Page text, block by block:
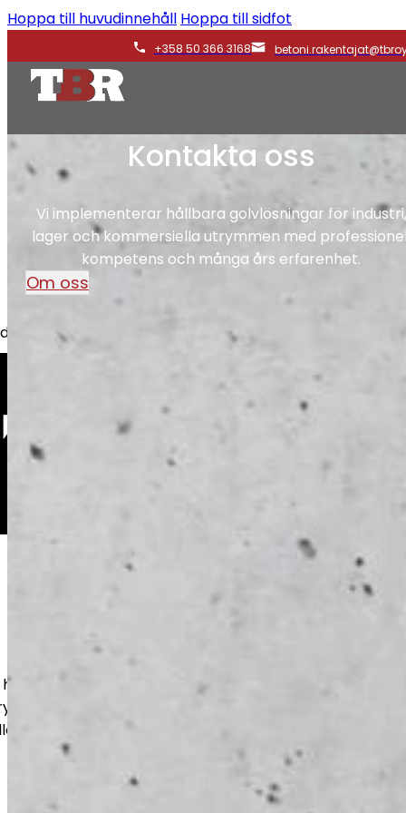
Hoppa till huvudinnehåll Hoppa till sidfot
+358 50 366 3168
bostadsbolag och företag.
betonggolv för exempelvis
Noggrant förarbete och rätt
lång livslängd och ett snyggt
Kontakta oss
Vi implementerar hållbara golvlösningar för industri,
lager och kommersiella utrymmen med
kompetens och många års erfarenhet.
Om oss